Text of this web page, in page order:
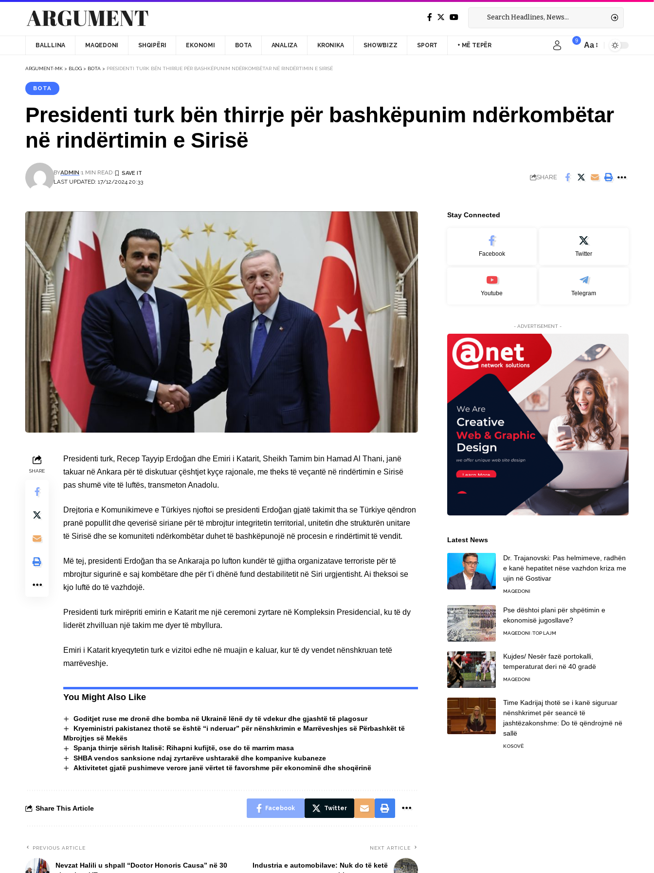
BALLLINA MAQEDONI SHQIPËRI EKONOMI BOTA ANALIZA KRONIKA SHOWBIZZ SPORT + MË TEPËR
9
Aa
ARGUMENT-MK > BLOG > BOTA > PRESIDENTI TURK BËN THIRRJE PËR BASHKËPUNIM NDËRKOMBËTAR NË RINDËRTIMIN E SIRISË
BOTA
Presidenti turk bën thirrje për bashkëpunim ndërkombëtar
në rindërtimin e Sirisë
LAST UPDATED: 17/12/2024 20:33
BYADMIN 1 MIN READ
SHARE
SHARE
Presidenti turk, Recep Tayyip Erdoğan dhe Emiri i Katarit, Sheikh Tamim bin Hamad Al Thani, janë
takuar në Ankara për të diskutuar çështjet kyçe rajonale, me theks të veçantë në rindërtimin e Sirisë
pas shumë vite të luftës, transmeton Anadolu.
Drejtoria e Komunikimeve e Türkiyes njoftoi se presidenti Erdoğan gjatë takimit tha se Türkiye qëndron
pranë popullit dhe qeverisë siriane për të mbrojtur integritetin territorial, unitetin dhe strukturën unitare
të Sirisë dhe se komuniteti ndërkombëtar duhet të bashkëpunojë në procesin e rindërtimit të vendit.
Më tej, presidenti Erdoğan tha se Ankaraja po lufton kundër të gjitha organizatave terroriste për të
mbrojtur sigurinë e saj kombëtare dhe për t’i dhënë fund destabilitetit në Siri urgjentisht. Ai theksoi se
kjo luftë do të vazhdojë.
Presidenti turk mirëpriti emirin e Katarit me një ceremoni zyrtare në Kompleksin Presidencial, ku të dy
liderët zhvilluan një takim me dyer të mbyllura.
Emiri i Katarit kryeqytetin turk e vizitoi edhe në muajin e kaluar, kur të dy vendet nënshkruan tetë
marrëveshje.
You Might Also Like
Goditjet ruse me dronë dhe bomba në Ukrainë lënë dy të vdekur dhe gjashtë të plagosur
Kryeministri pakistanez thotë se është “i nderuar” për nënshkrimin e Marrëveshjes së Përbashkët të
Mbrojtjes së Mekës
Spanja thirrje sërish Italisë: Rihapni kufijtë, ose do të marrim masa
SHBA vendos sanksione ndaj zyrtarëve ushtarakë dhe kompanive kubaneze
Aktivitetet gjatë pushimeve verore janë vërtet të favorshme për ekonominë dhe shoqërinë
Share This Article Facebook Twitter
PREVIOUS ARTICLE
Nevzat Halili u shpall “Doctor Honoris Causa” në 30
NEXT ARTICLE
Industria e automobilave: Nuk do të ketë
Stay Connected
Facebook Twitter
Youtube Telegram
- ADVERTISEMENT -
Latest News
Dr. Trajanovski: Pas helmimeve, radhën
e kanë hepatitet nëse vazhdon kriza me
ujin në Gostivar
MAQEDONI
Pse dështoi plani për shpëtimin e
ekonomisë jugosllave?
MAQEDONI TOP LAJM
Kujdes/ Nesër fazë portokalli,
temperaturat deri në 40 gradë
MAQEDONI
Time Kadrijaj thotë se i kanë siguruar
nënshkrimet për seancë të
jashtëzakonshme: Do të qëndrojmë në
sallë
KOSOVË